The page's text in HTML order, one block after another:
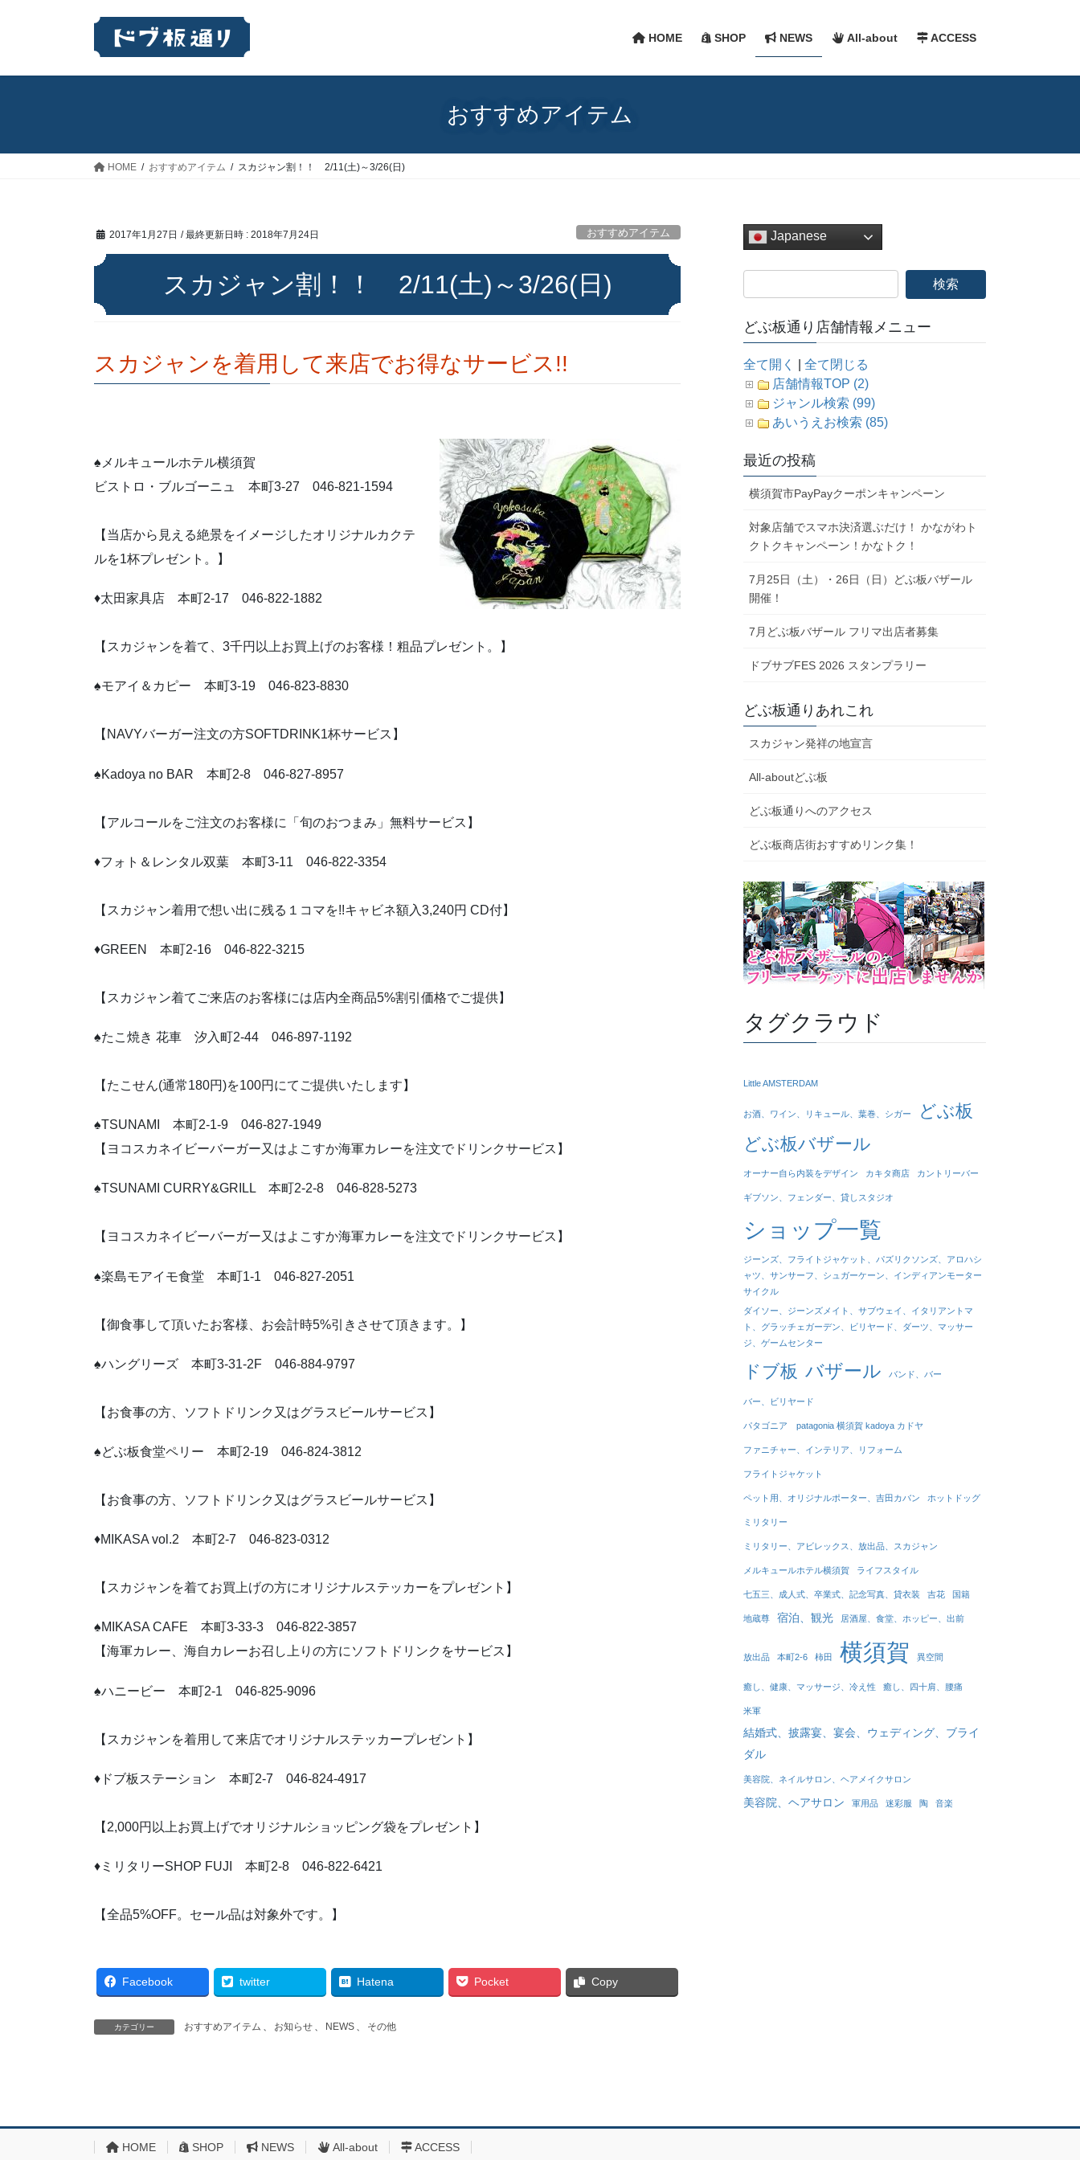
HOME SHOP NEWS All-about ACCESS
おすすめアイテム
HOME おすすめアイテム スカジャン割！！ 2/11(土)～3/26(日)
2017年1月27日 / 最終更新日時 : 2018年7月24日 おすすめアイテム
スカジャン割！！ 2/11(土)～3/26(日)
スカジャンを着用して来店でお得なサービス!!
♠メルキュールホテル横須賀
ビストロ・ブルゴーニュ 本町3-27 046-821-1594
【当店から見える絶景をイメージしたオリジナルカクテ
ルを1杯プレゼント。】
♦太田家具店 本町2-17 046-822-1882
【スカジャンを着て、3千円以上お買上げのお客様！粗品プレゼント。】
♠モアイ＆カピー 本町3-19 046-823-8830
【NAVYバーガー注文の方SOFTDRINK1杯サービス】
♠Kadoya no BAR 本町2-8 046-827-8957
【アルコールをご注文のお客様に「旬のおつまみ」無料サービス】
♦フォト＆レンタル双葉 本町3-11 046-822-3354
【スカジャン着用で想い出に残る１コマを!!キャビネ額入3,240円 CD付】
♦GREEN 本町2-16 046-822-3215
【スカジャン着てご来店のお客様には店内全商品5%割引価格でご提供】
♠たこ焼き 花車 汐入町2-44 046-897-1192
【たこせん(通常180円)を100円にてご提供いたします】
♠TSUNAMI 本町2-1-9 046-827-1949
【ヨコスカネイビーバーガー又はよこすか海軍カレーを注文でドリンクサービス】
♠TSUNAMI CURRY&GRILL 本町2-2-8 046-828-5273
【ヨコスカネイビーバーガー又はよこすか海軍カレーを注文でドリンクサービス】
♠楽島モアイモ食堂 本町1-1 046-827-2051
【御食事して頂いたお客様、お会計時5%引きさせて頂きます。】
♠ハングリーズ 本町3-31-2F 046-884-9797
【お食事の方、ソフトドリンク又はグラスビールサービス】
♠どぶ板食堂ペリー 本町2-19 046-824-3812
【お食事の方、ソフトドリンク又はグラスビールサービス】
♦MIKASA vol.2 本町2-7 046-823-0312
【スカジャンを着てお買上げの方にオリジナルステッカーをプレゼント】
♠MIKASA CAFE 本町3-33-3 046-822-3857
【海軍カレー、海自カレーお召し上りの方にソフトドリンクをサービス】
♠ハニービー 本町2-1 046-825-9096
【スカジャンを着用して来店でオリジナルステッカープレゼント】
♦ドブ板ステーション 本町2-7 046-824-4917
【2,000円以上お買上げでオリジナルショッピング袋をプレゼント】
♦ミリタリーSHOP FUJI 本町2-8 046-822-6421
【全品5%OFF。セール品は対象外です。】
Facebook twitter Hatena Pocket Copy
カテゴリー おすすめアイテム 、 お知らせ 、 NEWS 、 その他
Japanese
どぶ板通り店舗情報メニュー
全て開く |全て閉じる
店舗情報TOP (2)
ジャンル検索 (99)
あいうえお検索 (85)
最近の投稿
横須賀市PayPayクーポンキャンペーン
対象店舗でスマホ決済選ぶだけ！ かながわト
クトクキャンペーン！かなトク！
7月25日（土）・26日（日）どぶ板バザール
開催！
7月どぶ板バザール フリマ出店者募集
ドブサブFES 2026 スタンプラリー
どぶ板通りあれこれ
スカジャン発祥の地宣言
All-aboutどぶ板
どぶ板通りへのアクセス
どぶ板商店街おすすめリンク集！
タグクラウド
Little AMSTERDAM
お酒、ワイン、リキュール、葉巻、シガー
どぶ板
どぶ板バザール
オーナー自ら内装をデザイン カキタ商店 カントリーバー
ギブソン、フェンダー、貸しスタジオ
ショップ一覧
ジーンズ、フライトジャケット、パズリクソンズ、アロハシ
ャツ、サンサーフ、シュガーケーン、インディアンモーター
サイクル
ダイソー、ジーンズメイト、サブウェイ、イタリアントマ
ト、グラッチェガーデン、ビリヤード、ダーツ、マッサー
ジ、ゲームセンター
ドブ板 バザール バンド、バー
バー、ビリヤード
パタゴニア patagonia 横須賀 kadoya カドヤ
ファニチャー、インテリア、リフォーム
フライトジャケット
ペット用、オリジナルポーター、吉田カバン ホットドッグ
ミリタリー
ミリタリー、アビレックス、放出品、スカジャン
メルキュールホテル横須賀 ライフスタイル
七五三、成人式、卒業式、記念写真、貸衣装 吉花 国籍
地蔵尊 宿泊、観光 居酒屋、食堂、ホッピー、出前
放出品 本町2-6 柿田 横須賀 異空間
癒し、健康、マッサージ、冷え性 癒し、四十肩、腰痛
米軍
結婚式、披露宴、宴会、ウェディング、ブライ
ダル
美容院、ネイルサロン、ヘアメイクサロン
美容院、ヘアサロン 軍用品 迷彩服 陶 音楽
HOME SHOP NEWS All-about ACCESS